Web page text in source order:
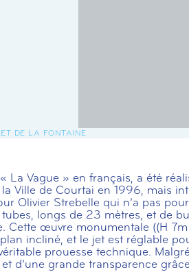
DE LA FONTAINE
La Vague » en français, a été
Ville de Courtai en 1996, mais
Olivier Strebelle qui n’a pas
longs de 23 mètres, et de
Cette œuvre monumentale ((H
incliné, et le jet est réglable
prouesse technique.
d’une grande transparence